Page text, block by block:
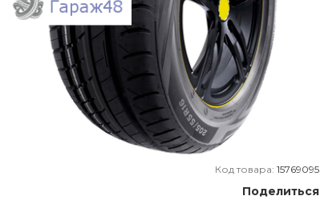
Код товара: 15769095
Поделиться